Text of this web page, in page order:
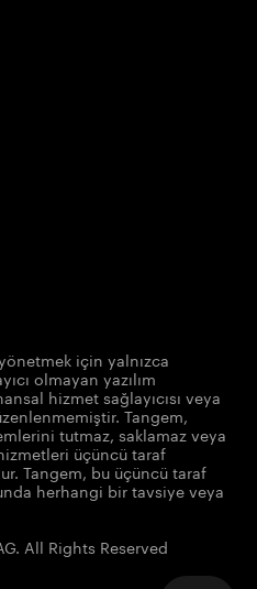
için yalnızca
olmayan yazılım
hizmet sağlayıcısı veya
Tangem,
tutmaz, saklamaz veya
üçüncü taraf
Tangem, bu üçüncü taraf
herhangi bir tavsiye veya